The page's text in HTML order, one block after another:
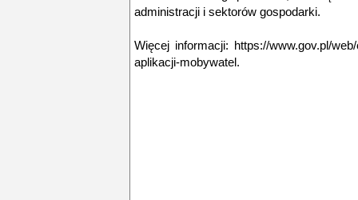
administracji i sektorów gospodarki.
Więcej informacji: https://www.gov.pl/
aplikacji-mobywatel.